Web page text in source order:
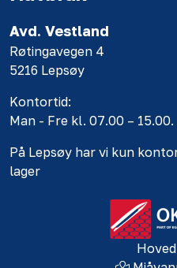
Avd. Vestland
Røtingavegen 4
5216 Lepsøy
Kontortid:
Man - Fre kl. 07.00 – 15.00.
På Lepsøy har vi kun
lager